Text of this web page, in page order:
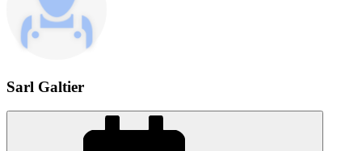
Sarl Galtier